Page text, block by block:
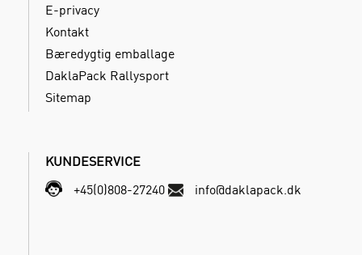
E-privacy
Kontakt
Bæredygtig emballage
DaklaPack Rallysport
Sitemap
KUNDESERVICE
+45(0)808-27240
info@daklapack.dk